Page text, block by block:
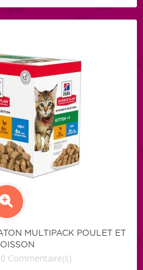
MULTIPACK POULET ET
0 Commentaire(s)